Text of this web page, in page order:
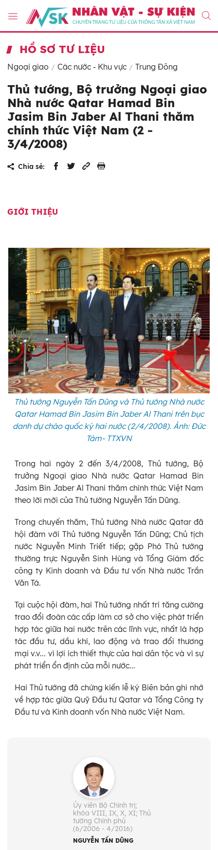
HỒ SƠ TƯ LIỆU
Ngoại giao Các nước - Khu vực Trung Đông
Thủ tướng, Bộ trưởng Ngoại giao
Nhà nước Qatar Hamad Bin
Jasim Bin Jaber Al Thani thăm
chính thức Việt Nam (2 -
3/4/2008)
Chia sẻ:
GIỚI THIỆU
Thủ tướng Nguyễn Tấn Dũng và Thủ tướng Nhà nước
Qatar Hamad Bin Jasim Bin Jaber Al Thani trên bục
danh dự chào quốc kỳ hai nước (2/4/2008). Ảnh: Đức
Tám- TTXVN
Trong hai ngày 2 đến 3/4/2008, Thủ tướng, Bộ
trưởng Ngoại giao Nhà nước Qatar Hamad Bin
Jasim Bin Jaber Al Thani thăm chính thức Việt Nam
theo lời mời của Thủ tướng Nguyễn Tấn Dũng.
Trong chuyến thăm, Thủ tướng Nhà nước Qatar đã
hội đàm với Thủ tướng Nguyễn Tấn Dũng; Chủ tịch
nước Nguyễn Minh Triết tiếp; gặp Phó Thủ tướng
thường trực Nguyễn Sinh Hùng và Tổng Giám đốc
công ty Kinh doanh và Đầu tư vốn Nhà nước Trần
Văn Tá.
Tại cuộc hội đàm, hai Thủ tướng nhất trí tăng cường
trao đổi đoàn các cấp làm cơ sở cho việc phát triển
hợp tác giữa hai nước trên các lĩnh vực, nhất là hợp
tác đầu tư, dầu khí, lao động và trao đổi thương
mại v.v... vì lợi ích thiết thực của hai dân tộc và vì sự
phát triển ổn định của mỗi nước...
Hai Thủ tướng đã chứng kiến lễ ký Biên bản ghi nhớ
về hợp tác giữa Quỹ Đầu tư Qatar và Tổng Công ty
Đầu tư và Kinh doanh vốn Nhà nước Việt Nam.
Ủy viên Bộ Chính trị;
khóa VIII, IX, X, XI; Thủ
tướng Chính phủ
(6/2006 - 4/2016)
NGUYỄN TẤN DŨNG